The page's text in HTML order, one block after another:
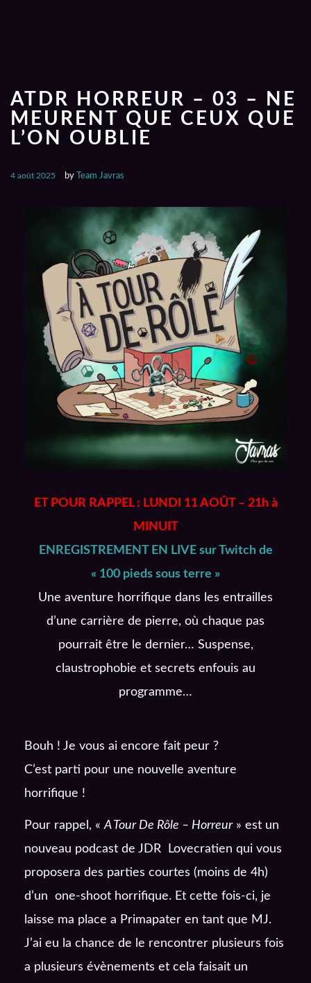
ATDR HORREUR – 03 – NE
MEURENT QUE CEUX QUE
L’ON OUBLIE
4 août 2025 by Team Javras
ET POUR RAPPEL : LUNDI 11 AOÛT – 21h à
MINUIT
ENREGISTREMENT EN LIVE sur Twitch de
« 100 pieds sous terre »
Une aventure horrifique dans les entrailles
d’une carrière de pierre, où chaque pas
pourrait être le dernier… Suspense,
claustrophobie et secrets enfouis au
programme…
Bouh ! Je vous ai encore fait peur ?
C’est parti pour une nouvelle aventure
horrifique !
Pour rappel, «A Tour De Rôle – Horreur» est un
nouveau podcast de JDR Lovecratien qui vous
proposera des parties courtes (moins de 4h)
d’un one-shoot horrifique. Et cette fois-ci, je
laisse ma place a Primapater en tant que MJ.
J’ai eu la chance de le rencontrer plusieurs fois
a plusieurs évènements et cela faisait un